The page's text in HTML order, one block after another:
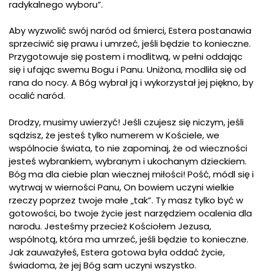
radykalnego wyboru”.
Aby wyzwolić swój naród od śmierci, Estera postanawia
sprzeciwić się prawu i umrzeć, jeśli będzie to konieczne.
Przygotowuje się postem i modlitwą, w pełni oddając
się i ufając swemu Bogu i Panu. Uniżona, modliła się od
rana do nocy. A Bóg wybrał ją i wykorzystał jej piękno, by
ocalić naród.
Drodzy, musimy uwierzyć! Jeśli czujesz się niczym, jeśli
sądzisz, że jesteś tylko numerem w Kościele, we
wspólnocie świata, to nie zapominaj, że od wieczności
jesteś wybrankiem, wybranym i ukochanym dzieckiem.
Bóg ma dla ciebie plan wiecznej miłości! Pość, módl się i
wytrwaj w wierności Panu, On bowiem uczyni wielkie
rzeczy poprzez twoje małe „tak”. Ty masz tylko być w
gotowości, bo twoje życie jest narzędziem ocalenia dla
narodu. Jesteśmy przecież Kościołem Jezusa,
wspólnotą, która ma umrzeć, jeśli będzie to konieczne.
Jak zauważyłeś, Estera gotowa była oddać życie,
świadoma, że jej Bóg sam uczyni wszystko.